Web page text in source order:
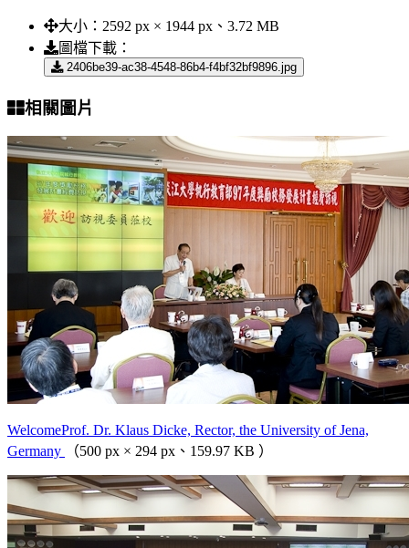
大小： 2592 px × 1944 px、3.72 MB
圖檔下載：
2406be39-ac38-4548-86b4-f4bf32bf9896.jpg
相關圖片
WelcomeProf. Dr. Klaus Dicke, Rector, the University of Jena,
Germany
（500 px × 294 px、159.97 KB ）